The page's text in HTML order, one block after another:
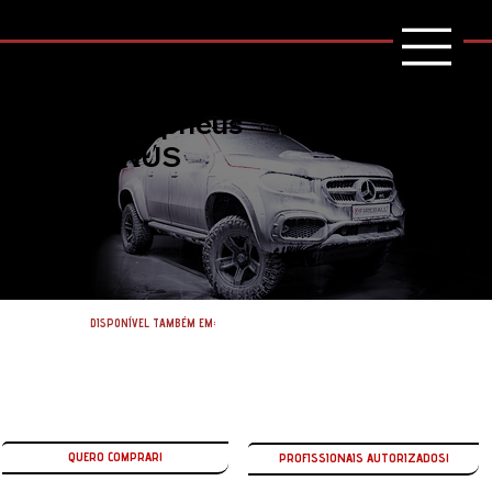
Selante de pneus
TIRE JANUS
DISPONÍVEL TAMBÉM EM:
QUERO COMPRAR!